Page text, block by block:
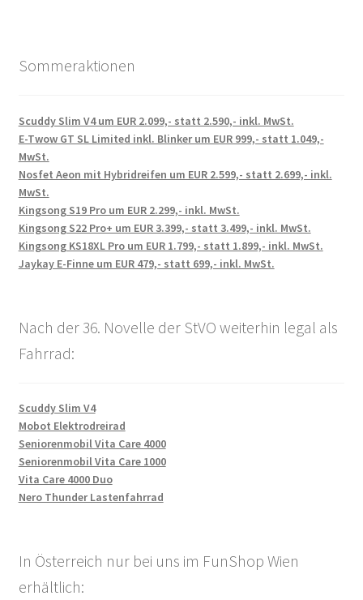
Sommeraktionen
Scuddy Slim V4 um EUR 2.099,- statt 2.590,- inkl. MwSt.
E-Twow GT SL Limited inkl. Blinker um EUR 999,- statt 1.049,-
MwSt.
Nosfet Aeon mit Hybridreifen um EUR 2.599,- statt 2.699,- inkl.
MwSt.
Kingsong S19 Pro um EUR 2.299,- inkl. MwSt.
Kingsong S22 Pro+ um EUR 3.399,- statt 3.499,- inkl. MwSt.
Kingsong KS18XL Pro um EUR 1.799,- statt 1.899,- inkl. MwSt.
Jaykay E-Finne um EUR 479,- statt 699,- inkl. MwSt.
Nach der 36. Novelle der StVO weiterhin legal als
Fahrrad:
Scuddy Slim V4
Mobot Elektrodreirad
Seniorenmobil Vita Care 4000
Seniorenmobil Vita Care 1000
Vita Care 4000 Duo
Nero Thunder Lastenfahrrad
In Österreich nur bei uns im FunShop Wien
erhältlich: